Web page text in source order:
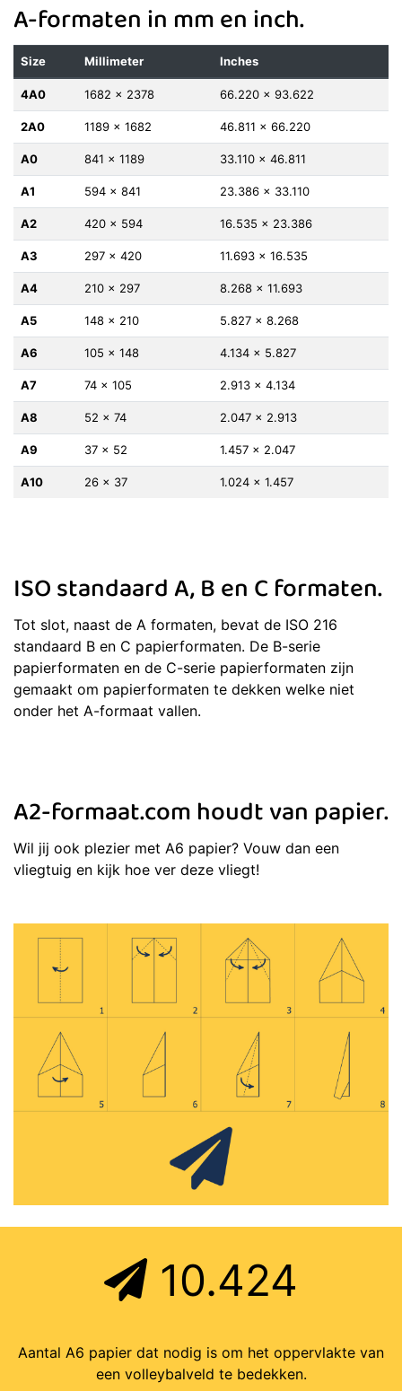
A-formaten in mm en inch.
Size Millimeter Inches
4A0 1682 x 2378 66.220 x 93.622
2A0 1189 x 1682 46.811 x 66.220
A0 841 x 1189 33.110 x 46.811
A1 594 x 841 23.386 x 33.110
A2 420 x 594 16.535 x 23.386
A3 297 x 420 11.693 x 16.535
A4 210 x 297 8.268 x 11.693
A5 148 x 210 5.827 x 8.268
A6 105 x 148 4.134 x 5.827
A7 74 x 105 2.913 x 4.134
A8 52 x 74 2.047 x 2.913
A9 37 x 52 1.457 x 2.047
A10 26 x 37 1.024 x 1.457
ISO standaard A, B en C formaten.
Tot slot, naast de A formaten, bevat de ISO 216
standaard B en C papierformaten. De B-serie
papierformaten en de C-serie papierformaten zijn
gemaakt om papierformaten te dekken welke niet
onder het A-formaat vallen.
A2-formaat.com houdt van papier.
Wil jij ook plezier met A6 papier? Vouw dan een
vliegtuig en kijk hoe ver deze vliegt!
10.424
Aantal A6 papier dat nodig is om het oppervlakte van
een volleybalveld te bedekken.